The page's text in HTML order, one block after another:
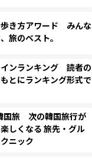
き方アワード みんな
旅のベスト。
ンランキング 読者の
とにランキング形式で
国旅 次の韓国旅行が
しくなる 旅先・グル
ニック